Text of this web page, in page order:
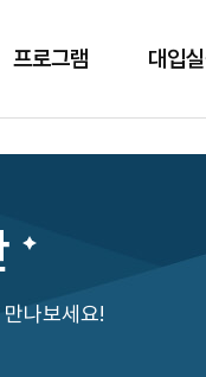
프로그램 대입
나보세요!